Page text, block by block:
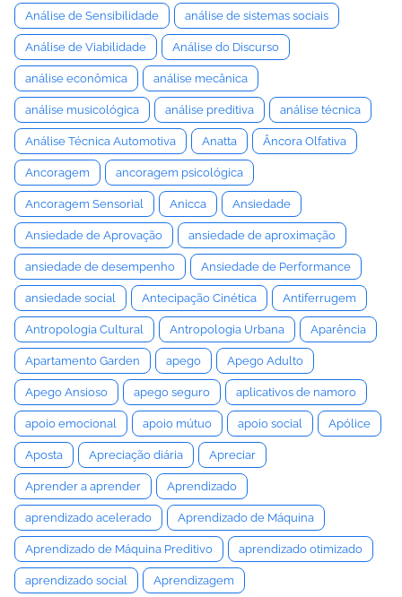
Análise de Sensibilidade análise de sistemas sociais
Análise de Viabilidade Análise do Discurso
análise econômica análise mecânica
análise musicológica análise preditiva análise técnica
Análise Técnica Automotiva Anatta Âncora Olfativa
Ancoragem ancoragem psicológica
Ancoragem Sensorial Anicca Ansiedade
Ansiedade de Aprovação ansiedade de aproximação
ansiedade de desempenho Ansiedade de Performance
ansiedade social Antecipação Cinética Antiferrugem
Antropologia Cultural Antropologia Urbana Aparência
Apartamento Garden apego Apego Adulto
Apego Ansioso apego seguro aplicativos de namoro
apoio emocional apoio mútuo apoio social Apólice
Aposta Apreciação diária Apreciar
Aprender a aprender Aprendizado
aprendizado acelerado Aprendizado de Máquina
Aprendizado de Máquina Preditivo aprendizado otimizado
aprendizado social Aprendizagem